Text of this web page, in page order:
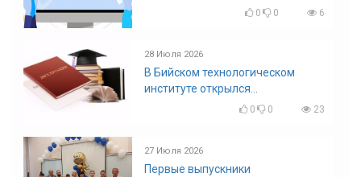
голосование на выборы!
0 0 6
28 Июля 2026
В Бийском технологическом
институте открылся
диссертационный совет!
0 0 23
27 Июля 2026
Первые выпускники